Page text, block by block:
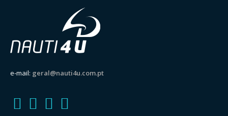
e-mail: geral@nauti4u.com.pt